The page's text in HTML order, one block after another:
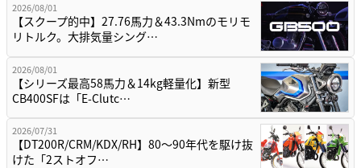
2026/08/01
【スクープ的中】27.76馬力＆43.3Nmのモリモ
リトルク。大排気量シング…
2026/08/01
【シリーズ最高58馬力＆14kg軽量化】新型
CB400SFは「E-Clutc…
2026/07/31
【DT200R/CRM/KDX/RH】80〜90年代を駆け抜
けた「2ストオフ…